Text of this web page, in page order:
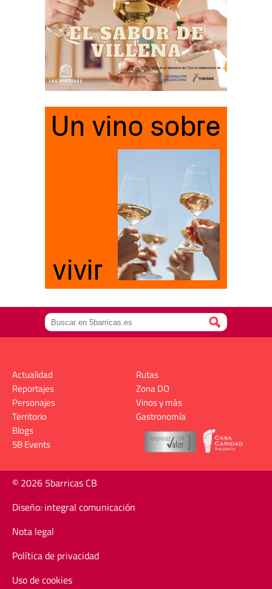
Actualidad
Reportajes
Personajes
Territorio
Rutas
Zona DO
Vinos y más
Gastronomía
Blogs
5B Events
© 2026 5barricas CB
Diseño: integral comunicación
Nota legal
Política de privacidad
Uso de cookies